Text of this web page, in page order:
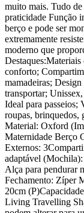
muito mais. Tudo
praticidade Função
berço e pode ser
extremamente
moderno que
conforto;
mamadeiras;
transportar;
Ideal para passeios;
roupas, brinquedos,
Material: Oxford
Maternidade Berço
Externos:
adaptável
Alça para pendurar
Fechamento: Zíper
20cm
Living Travelling